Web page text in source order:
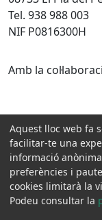
Tel. 938 988 003
NIF P0816300H
Amb la
Aquest lloc web fa
facilitar-te una
informació
preferències i
cookies limitarà la
Podeu consultar la